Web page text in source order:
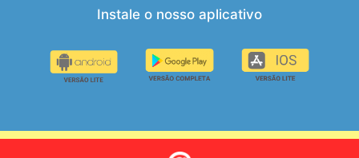
Instale o nosso aplicativo